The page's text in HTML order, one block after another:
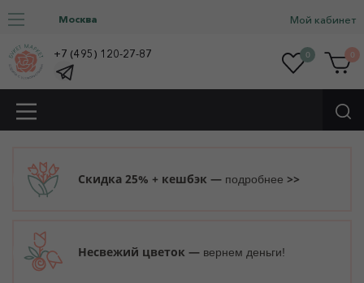
Москва Мой кабинет
+7 (495) 120-27-87 0 0
Скидка 25% + кешбэк — подробнее >>
Несвежий цветок — вернем деньги!